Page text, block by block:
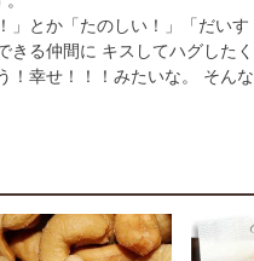
」とか「たのしい！」「だいす
きる仲間に キスしてハグしたく
！幸せ！！！みたいな。 そんな